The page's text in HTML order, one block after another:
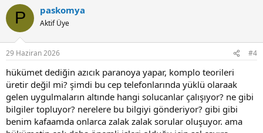
c
i
s
P paskomya
Aktif Üye
29 Haziran 2026 #4
hükümet dediğin azıcık paranoya yapar, komplo teorileri
üretir değil mi? şimdi bu cep telefonlarında yüklü olaraak
gelen uygulmaların altınde hangi solucanlar çalışıyor? ne gibi
bilgiler topluyor? nerelere bu bilgiyi gönderiyor? gibi gibi
benim kafaamda onlarca zalak zalak sorular oluşuyor. ama